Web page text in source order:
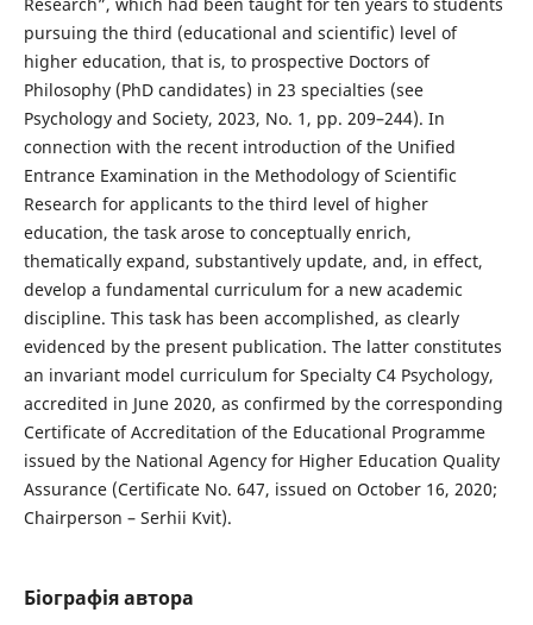
pursuing the third (educational and scientific) level of
higher education, that is, to prospective Doctors of
Philosophy (PhD candidates) in 23 specialties (see
Psychology and Society, 2023, No. 1, pp. 209–244). In
connection with the recent introduction of the Unified
Entrance Examination in the Methodology of Scientific
Research for applicants to the third level of higher
education, the task arose to conceptually enrich,
thematically expand, substantively update, and, in effect,
develop a fundamental curriculum for a new academic
discipline. This task has been accomplished, as clearly
evidenced by the present publication. The latter constitutes
an invariant model curriculum for Specialty C4 Psychology,
accredited in June 2020, as confirmed by the corresponding
Certificate of Accreditation of the Educational Programme
issued by the National Agency for Higher Education Quality
Assurance (Certificate No. 647, issued on October 16, 2020;
Chairperson – Serhii Kvit).
Біографія автора